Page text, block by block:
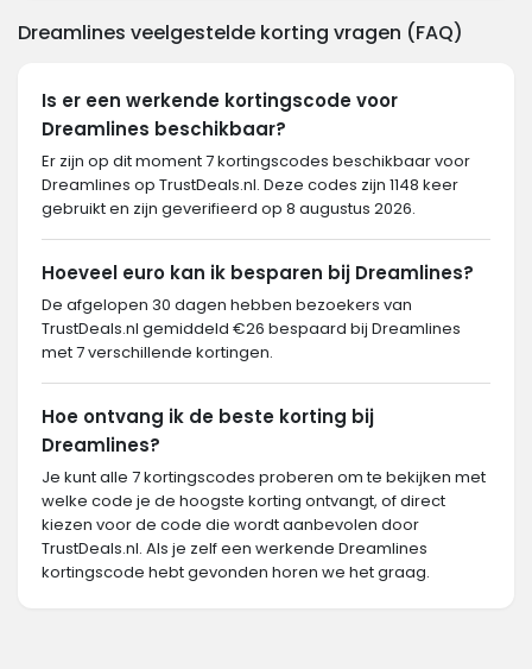
Dreamlines veelgestelde korting vragen (FAQ)
Is er een werkende kortingscode voor
Dreamlines beschikbaar?
Er zijn op dit moment 7 kortingscodes beschikbaar voor
Dreamlines op TrustDeals.nl. Deze codes zijn 1148 keer
gebruikt en zijn geverifieerd op 8 augustus 2026.
Hoeveel euro kan ik besparen bij Dreamlines?
De afgelopen 30 dagen hebben bezoekers van
TrustDeals.nl gemiddeld €26 bespaard bij Dreamlines
met 7 verschillende kortingen.
Hoe ontvang ik de beste korting bij
Dreamlines?
Je kunt alle 7 kortingscodes proberen om te bekijken met
welke code je de hoogste korting ontvangt, of direct
kiezen voor de code die wordt aanbevolen door
TrustDeals.nl. Als je zelf een werkende Dreamlines
kortingscode hebt gevonden horen we het graag.